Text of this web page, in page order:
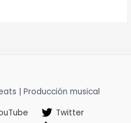
| Producción musical
Twitter